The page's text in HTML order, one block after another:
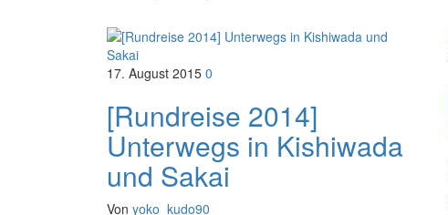
17. August 2015 0
[Rundreise 2014]
Unterwegs in Kishiwada
und Sakai
Von yoko_kudo90